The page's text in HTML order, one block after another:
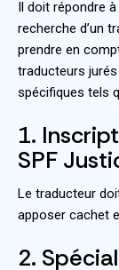
Il doit répondre
recherche d’un
prendre en
traducteurs
spécifiques tels
1.
SPF
Le traducteur
apposer cachet
2.